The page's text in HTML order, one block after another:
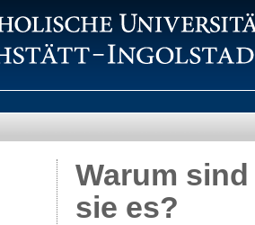
Warum
sie es?